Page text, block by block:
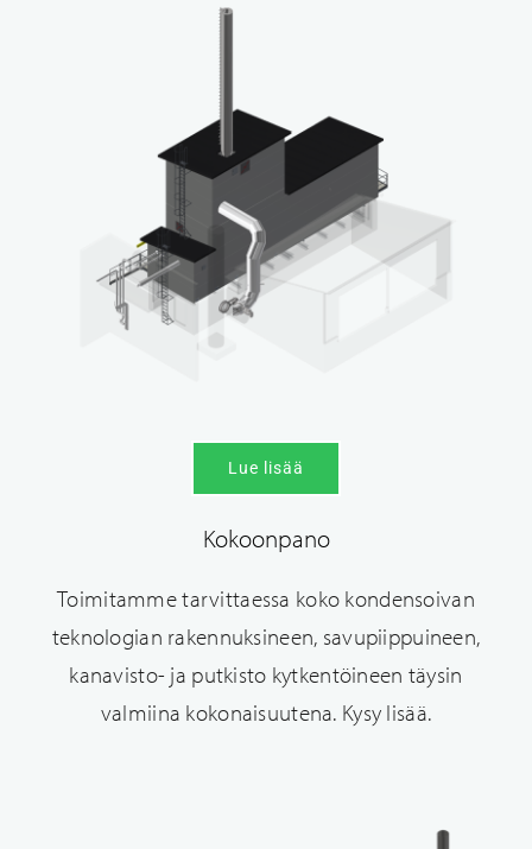
Lue lisää
Kokoonpano
Toimitamme tarvittaessa koko kondensoivan
teknologian rakennuksineen, savupiippuineen,
kanavisto- ja putkisto kytkentöineen täysin
valmiina kokonaisuutena. Kysy lisää.